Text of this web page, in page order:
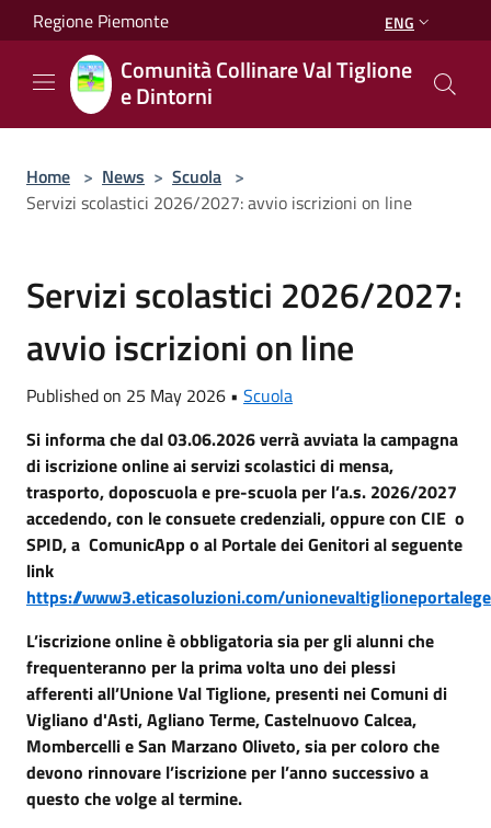
Salta al contenuto principale
Regione Piemonte ENG
Comunità Collinare Val Tiglione
e Dintorni
Home > News > Scuola >
Servizi scolastici 2026/2027: avvio iscrizioni on line
Servizi scolastici 2026/2027:
avvio iscrizioni on line
Published on 25 May 2026 • Scuola
Si informa che dal 03.06.2026 verrà avviata la campagna
di iscrizione online ai servizi scolastici di mensa,
trasporto, doposcuola e pre-scuola per l’a.s. 2026/2027
accedendo, con le consuete credenziali, oppure con CIE o
SPID, a ComunicApp o al Portale dei Genitori al seguente
link
https://www3.eticasoluzioni.com/
L’iscrizione online è obbligatoria sia per gli alunni che
frequenteranno per la prima volta uno dei plessi
afferenti all’Unione Val Tiglione, presenti nei Comuni di
Vigliano d'Asti, Agliano Terme, Castelnuovo Calcea,
Mombercelli e San Marzano Oliveto, sia per coloro che
devono rinnovare l’iscrizione per l’anno successivo a
questo che volge al termine.